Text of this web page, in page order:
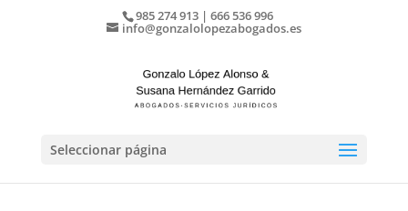
985 274 913 | 666 536 996
info@gonzalolopezabogados.es
Seleccionar página